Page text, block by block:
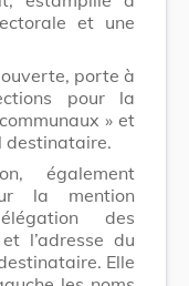
et une
porte à
pour la
» et
destinataire.
également
la mention
des
l’adresse du
Elle